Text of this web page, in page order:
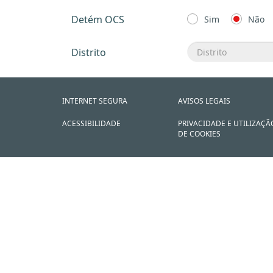
Detém OCS Sim Não
Distrito
INTERNET SEGURA
ACESSIBILIDADE
AVISOS LEGAIS
PRIVACIDADE E
DE COOKIES